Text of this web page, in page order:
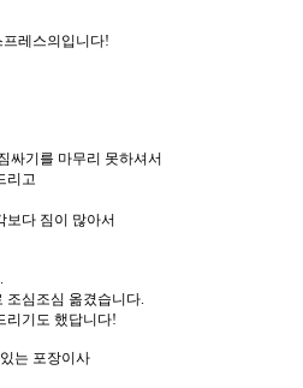
레스의입니다!
싸기를 마무리 못하셔서
리고
보다 짐이 많아서
심조심 옮겼습니다.
리기도 했답니다!
는 포장이사